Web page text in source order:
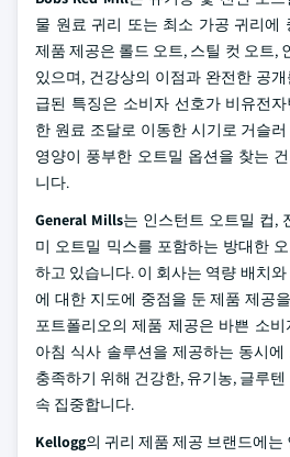
물 원료 귀리 또는 최소 가공 귀리에
제품 제공은 롤드 오트, 스틸 컷 오트,
있으며, 건강상의 이점과 완전한 공
급된 특징은 소비자 선호가 비유전
한 원료 조달로 이동한 시기로 거슬
영양이 풍부한 오트밀 옵션을 찾는
니다.
General Mills는 인스턴트 오트밀 컵,
미 오트밀 믹스를 포함하는 방대한
하고 있습니다. 이 회사는 역량 배치
에 대한 지도에 중점을 둔 제품 제공
포트폴리오의 제품 제공은 바쁜 소
아침 식사 솔루션을 제공하는 동시
충족하기 위해 건강한, 유기농, 글루
속 집중합니다.
Kellogg의 귀리 제품 제공 브랜드에는